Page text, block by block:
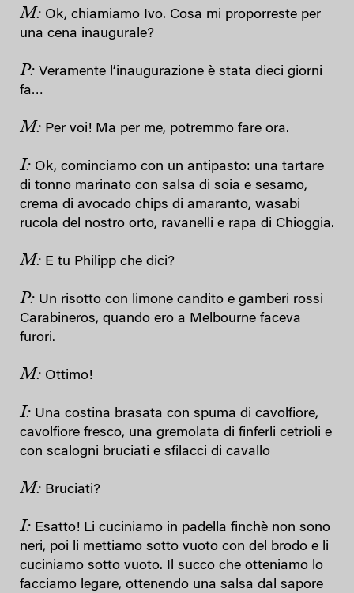
M: Ok, chiamiamo Ivo. Cosa mi proporreste per
una cena inaugurale?
P: Veramente l’inaugurazione è stata dieci giorni
fa…
M: Per voi! Ma per me, potremmo fare ora.
I: Ok, cominciamo con un antipasto: una tartare
di tonno marinato con salsa di soia e sesamo,
crema di avocado chips di amaranto, wasabi
rucola del nostro orto, ravanelli e rapa di Chioggia.
M: E tu Philipp che dici?
P: Un risotto con limone candito e gamberi rossi
Carabineros, quando ero a Melbourne faceva
furori.
M: Ottimo!
I: Una costina brasata con spuma di cavolfiore,
cavolfiore fresco, una gremolata di finferli cetrioli e
con scalogni bruciati e sfilacci di cavallo
M: Bruciati?
I: Esatto! Li cuciniamo in padella finchè non sono
neri, poi li mettiamo sotto vuoto con del brodo e li
cuciniamo sotto vuoto. Il succo che otteniamo lo
facciamo legare, ottenendo una salsa dal sapore